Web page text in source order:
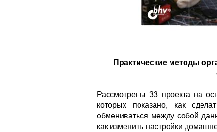
Практические методы
Рассмотрены 33 проекта на
которых показано, как
обмениваться между собой
как изменить настройки